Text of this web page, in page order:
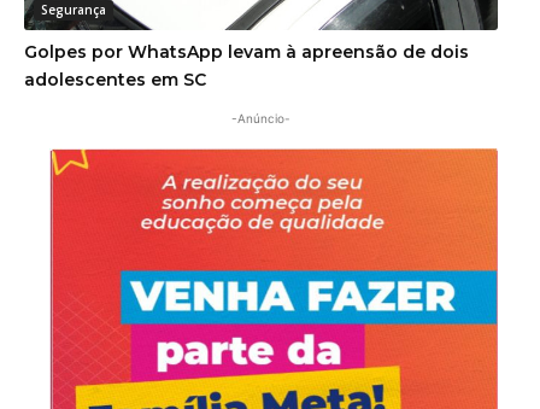
Segurança
Golpes por WhatsApp levam à apreensão de dois
adolescentes em SC
-Anúncio-